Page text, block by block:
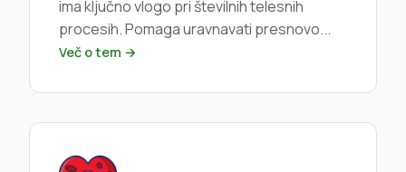
ima ključno vlogo pri številnih telesnih
procesih. Pomaga uravnavati presnovo...
Več o tem →